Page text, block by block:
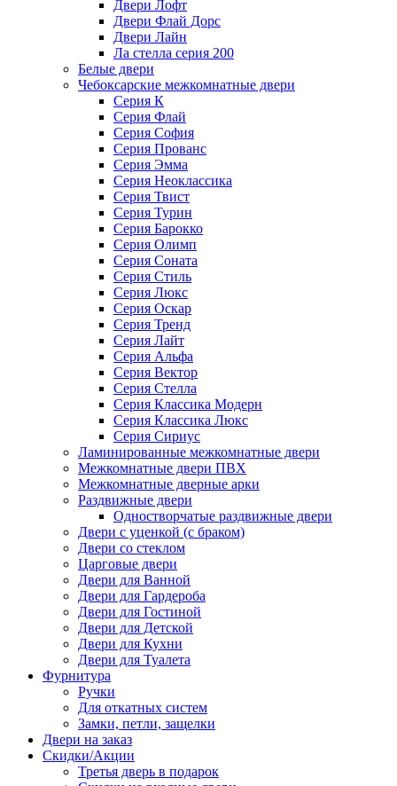
Двери Лофт
Двери Флай Дорс
Двери Лайн
Ла стелла серия 200
Белые двери
Чебоксарские межкомнатные двери
Серия К
Серия Флай
Серия София
Серия Прованс
Серия Эмма
Серия Неоклассика
Серия Твист
Серия Турин
Серия Барокко
Серия Олимп
Серия Соната
Серия Стиль
Серия Люкс
Серия Оскар
Серия Тренд
Серия Лайт
Серия Альфа
Серия Вектор
Серия Стелла
Серия Классика Модерн
Серия Классика Люкс
Серия Сириус
Ламинированные межкомнатные двери
Межкомнатные двери ПВХ
Межкомнатные дверные арки
Раздвижные двери
Одностворчатые раздвижные двери
Двери с уценкой (с браком)
Двери со стеклом
Царговые двери
Двери для Ванной
Двери для Гардероба
Двери для Гостиной
Двери для Детской
Двери для Кухни
Двери для Туалета
Фурнитура
Ручки
Для откатных систем
Замки, петли, защелки
Двери на заказ
Скидки/Акции
Третья дверь в подарок